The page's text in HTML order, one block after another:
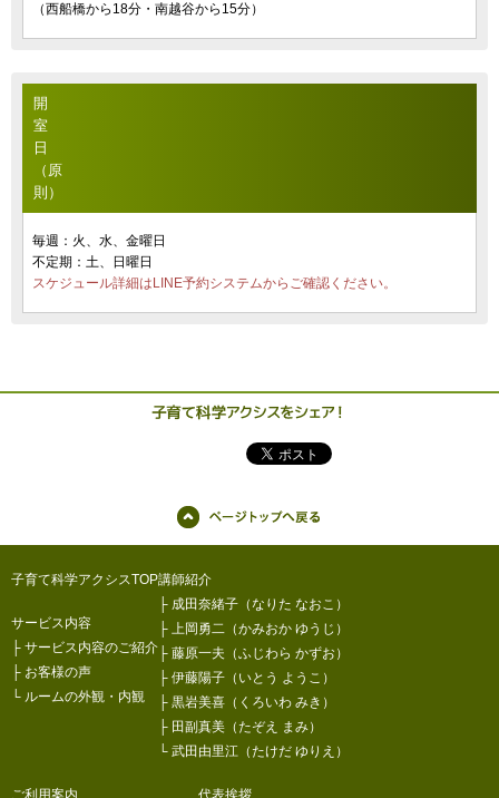
（西船橋から18分・南越谷から15分）
開
室
日
（原
則）
毎週：火、水、金曜日
不定期：土、日曜日
スケジュール詳細はLINE予約システムからご確認ください。
子育て科学アクシスTOP
サービス内容
├ サービス内容のご紹介
├ お客様の声
└ ルームの外観・内観
講師紹介
├ 成田奈緒子（なりた なおこ）
├ 上岡勇二（かみおか ゆうじ）
├ 藤原一夫（ふじわら かずお）
├ 伊藤陽子（いとう ようこ）
├ 黒岩美喜（くろいわ みき）
├ 田副真美（たぞえ まみ）
└ 武田由里江（たけだ ゆりえ）
ご利用案内 代表挨拶